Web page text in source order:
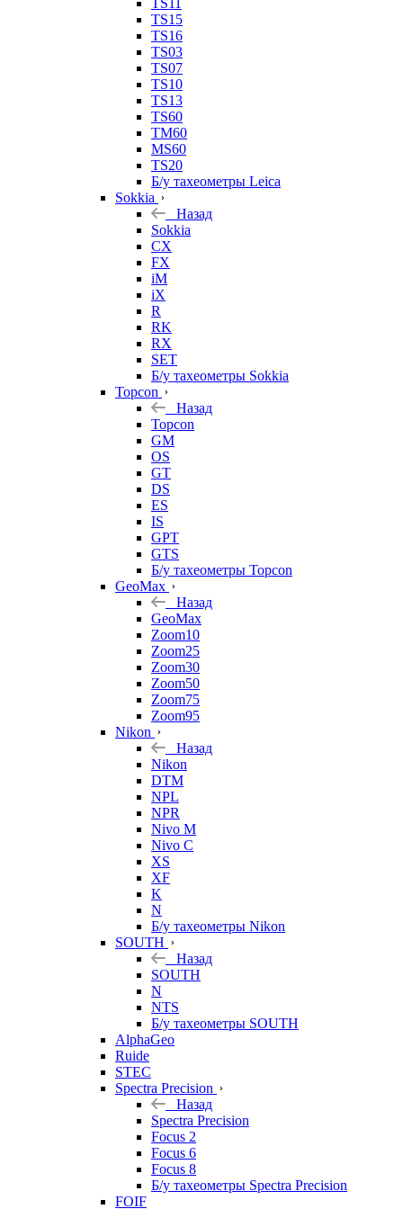
TS11
TS15
TS16
TS03
TS07
TS10
TS13
TS60
TM60
MS60
TS20
Б/у тахеометры Leica
Sokkia
Назад
Sokkia
CX
FX
iM
iX
R
RK
RX
SET
Б/у тахеометры Sokkia
Topcon
Назад
Topcon
GM
OS
GT
DS
ES
IS
GPT
GTS
Б/у тахеометры Topcon
GeoMax
Назад
GeoMax
Zoom10
Zoom25
Zoom30
Zoom50
Zoom75
Zoom95
Nikon
Назад
Nikon
DTM
NPL
NPR
Nivo M
Nivo C
XS
XF
K
N
Б/у тахеометры Nikon
SOUTH
Назад
SOUTH
N
NTS
Б/у тахеометры SOUTH
AlphaGeo
Ruide
STEC
Spectra Precision
Назад
Spectra Precision
Focus 2
Focus 6
Focus 8
Б/у тахеометры Spectra Precision
FOIF